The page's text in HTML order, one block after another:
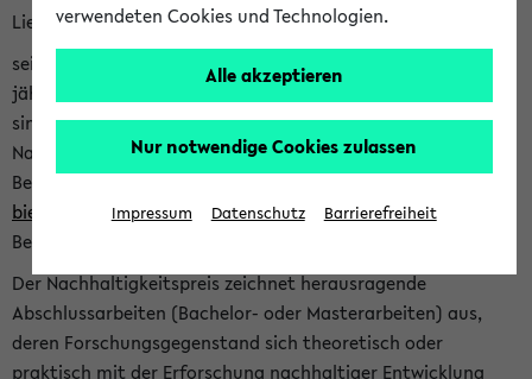
Liebe Studierende,
seit 2023 verleiht das Rektorat der Universität Bielefeld
jährlich den Nachhaltigkeitspreis für Abschlussarbeiten. Sie
sind herzlich eingeladen sich mit Ihrer Abschlussarbeit beim
Nachhaltigkeitsbüro zu bewerben. Bitte nutzen Sie für Ihre
Bewerbung dieses Formular<https://formulare.uni-
bielefeld.de/frontend-server/form/provide/913/>. Die
Bewerbungsfrist endet am 30.09.2026.
Der Nachhaltigkeitspreis zeichnet herausragende
Abschlussarbeiten (Bachelor- oder Masterarbeiten) aus,
deren Forschungsgegenstand sich theoretisch oder
praktisch mit der Erforschung nachhaltiger Entwicklung
verwendeten Cookies und Technologien.
Alle akzeptieren
Nur notwendige Cookies zulassen
Impressum Datenschutz Barrierefreiheit